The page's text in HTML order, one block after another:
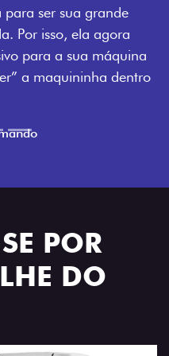
São detalhes como
para o seu dia de
Next
POR
DO